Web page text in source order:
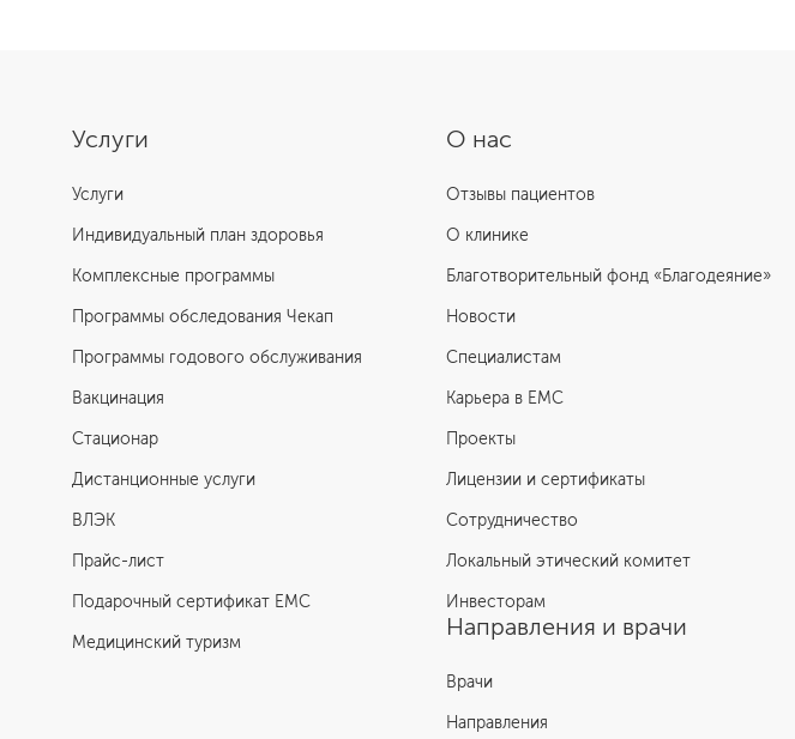
О нас
Отзывы пациентов
О клинике
Благотворительный фонд «Благодеяние»
Новости
Специалистам
Карьера в ЕМС
Проекты
Лицензии и сертификаты
Сотрудничество
Локальный этический комитет
Инвесторам
Направления и врачи
Врачи
Направления
Услуги
Услуги
Индивидуальный план здоровья
Комплексные программы
Программы обследования Чекап
Программы годового обслуживания
Вакцинация
Стационар
Дистанционные услуги
ВЛЭК
Прайс-лист
Подарочный сертификат EMC
Медицинский туризм